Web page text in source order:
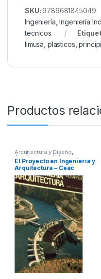
SKU:9789681845049
Ingeniería ,Ingeniería
tecnicos
limusa plasticos ,
Productos
Arquitectura y Diseño,
Arquitectura y Urbanismo
Ingeniería,Ingeniería Civil,
Profesionales y tecnicos
El Proyecto en Ingeniería y
Arquitectura – Ceac